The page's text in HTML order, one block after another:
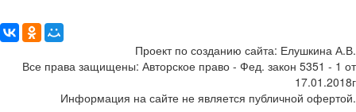
Проект по созданию сайта: Елушкина А.В.
Все права защищены: Авторское право - Фед. закон 5351 - 1 от
17.01.2018г
Информация на сайте не является публичной офертой.